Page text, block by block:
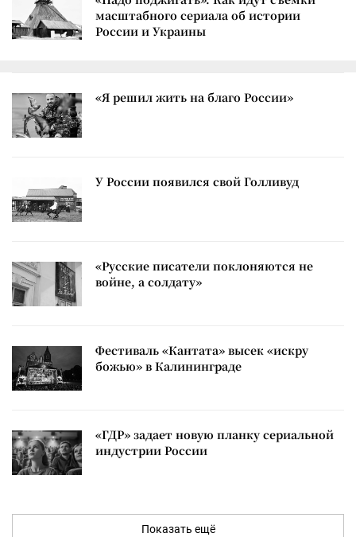
масштабного сериала об истории
России и Украины
«Я решил жить на благо России»
У России появился свой Голливуд
«Русские писатели поклоняются не
войне, а солдату»
Фестиваль «Кантата» высек «искру
божью» в Калининграде
«ГДР» задает новую планку сериальной
индустрии России
Показать ещё